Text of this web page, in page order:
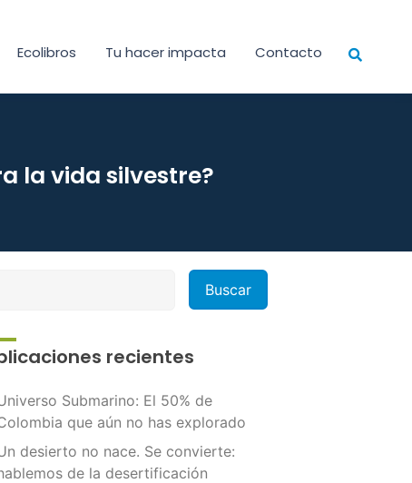
Ecolibros Tu hacer impacta Contacto
la vida silvestre?
recientes
Submarino: El 50% de
que aún no has explorado
desierto no nace. Se convierte:
de la desertificación